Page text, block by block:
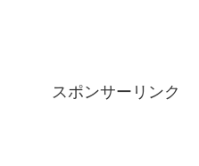
スポンサーリンク